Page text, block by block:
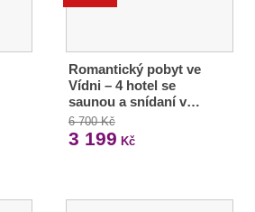
Romantický pobyt ve
Vídni – 4 hotel se
saunou a snídaní v…
6 700 Kč
3 199 Kč